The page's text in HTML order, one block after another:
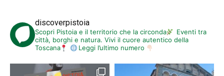
discoverpistoia
Scopri Pistoia e il territorio che la circonda
Eventi tra
città, borghi e natura. Vivi il cuore autentico della
Toscana
Leggi l’ultimo numero